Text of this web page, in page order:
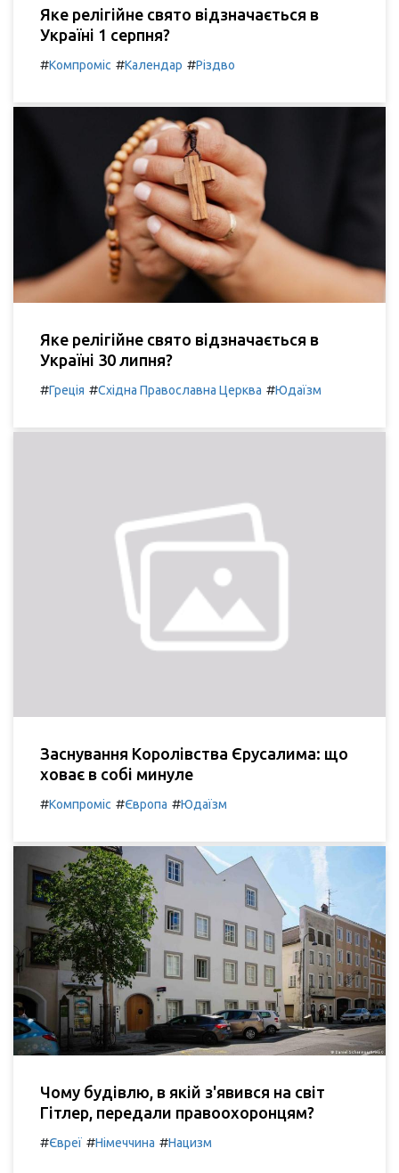
Яке релігійне свято відзначається в
Україні 1 серпня?
#Компроміс #Календар #Різдво
Яке релігійне свято відзначається в
Україні 30 липня?
#Греція #Східна Православна Церква #Юдаїзм
Заснування Королівства Єрусалима: що
ховає в собі минуле
#Компроміс #Європа #Юдаїзм
Чому будівлю, в якій з'явився на світ
Гітлер, передали правоохоронцям?
#Євреї #Німеччина #Нацизм